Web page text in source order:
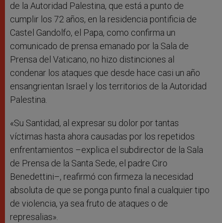
de la Autoridad Palestina, que está a punto de
cumplir los 72 años, en la residencia pontificia de
Castel Gandolfo, el Papa, como confirma un
comunicado de prensa emanado por la Sala de
Prensa del Vaticano, no hizo distinciones al
condenar los ataques que desde hace casi un año
ensangrientan Israel y los territorios de la Autoridad
Palestina.
«Su Santidad, al expresar su dolor por tantas
víctimas hasta ahora causadas por los repetidos
enfrentamientos –explica el subdirector de la Sala
de Prensa de la Santa Sede, el padre Ciro
Benedettini–, reafirmó con firmeza la necesidad
absoluta de que se ponga punto final a cualquier tipo
de violencia, ya sea fruto de ataques o de
represalias».